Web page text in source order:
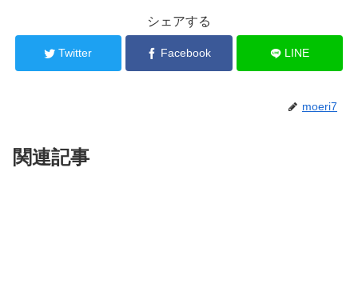
シェアする
Twitter Facebook LINE
moeri7
関連記事